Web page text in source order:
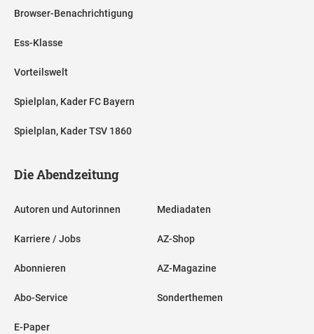
Browser-Benachrichtigung
Ess-Klasse
Vorteilswelt
Spielplan, Kader FC Bayern
Spielplan, Kader TSV 1860
Die Abendzeitung
Autoren und Autorinnen
Karriere / Jobs
Abonnieren
Abo-Service
E-Paper
Mediadaten
AZ-Shop
AZ-Magazine
Sonderthemen